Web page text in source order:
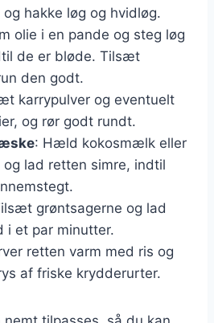
hakke løg og hvidløg.
olie i en pande og steg løg
de er bløde. Tilsæt
den godt.
karrypulver og eventuelt
og rør godt rundt.
: Hæld kokosmælk eller
lad retten simre, indtil
grøntsagerne og lad
i et par minutter.
retten varm med ris og
af friske krydderurter.